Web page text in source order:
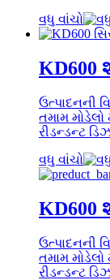
વધુ વાંચો
KD600
ઉત્પાદનની
તમામ મોડેલો
રીડન્ડન્ટ
વધુ વાંચો
KD600
ઉત્પાદનની
તમામ મોડેલો
રીડન્ડન્ટ